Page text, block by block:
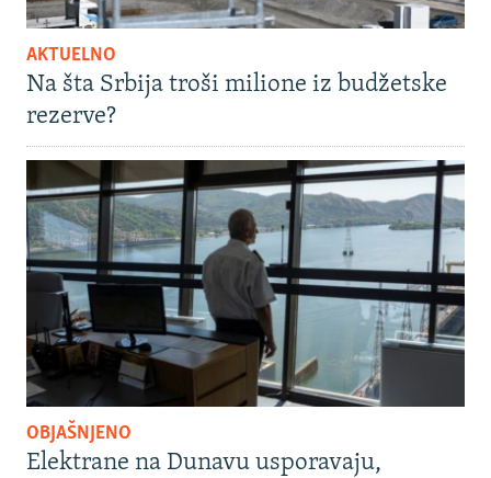
AKTUELNO
Na šta Srbija troši milione iz budžetske
rezerve?
OBJAŠNJENO
Elektrane na Dunavu usporavaju,